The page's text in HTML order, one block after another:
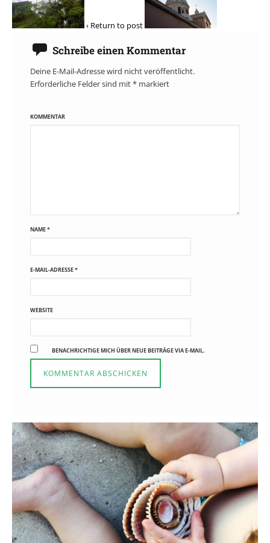
‹ Return to post
Schreibe einen Kommentar
Deine E-Mail-Adresse wird nicht veröffentlicht.
Erforderliche Felder sind mit* markiert
KOMMENTAR
NAME*
E-MAIL-ADRESSE*
WEBSITE
BENACHRICHTIGE MICH ÜBER NEUE BEITRÄGE VIA E-MAIL.
Reisen in der Elternzeit
16. SEPTEMBER 2019